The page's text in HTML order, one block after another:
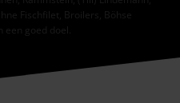
Fischfilet, Broilers, Böhse
een goed doel.